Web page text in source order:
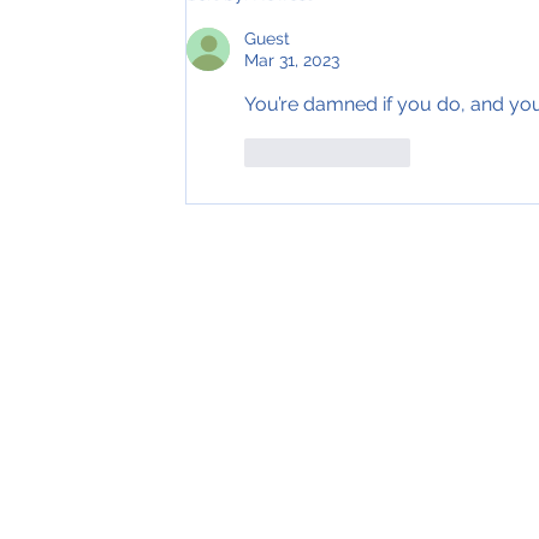
Tveir royndir sjómenn
Guest
Mar 31, 2023
You’re damned if you do, and